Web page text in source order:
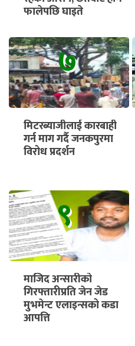
फालेपछि घाइते
७
मिटरब्याजीलाई कारबाही
गर्न माग गर्दै जनकपुरमा
विरोध प्रदर्शन
९
माजिद अन्सारीको
गिरफ्तारीप्रति जेन जेड
मुभमेन्ट एलाइन्सको कडा
आपत्ति